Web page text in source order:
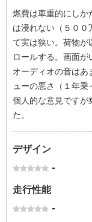
燃費は車重的にしか
は浸れない（５００
て実は狭い。荷物が
ロールする。画面が
オーディオの音はあ
ューの悪さ（１年乗
個人的な意見ですが
た。
デザイン
-
走行性能
-